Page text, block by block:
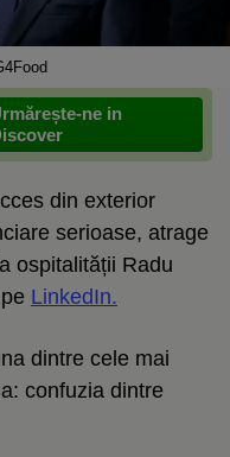
ne in
din exterior
serioase, atrage
ospitalității Radu
LinkedIn.
dintre cele mai
confuzia dintre